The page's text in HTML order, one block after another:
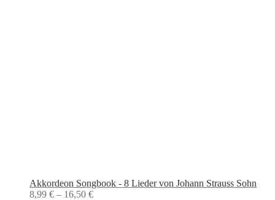
Akkordeon Songbook - 8 Lieder von Johann Strauss Sohn
8,99 € – 16,50 €